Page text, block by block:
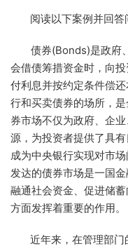
阅读以下案例并回答
债券(Bonds)是政府
会借债筹措资金时，向
付利息并按约定条件偿
行和买卖债券的场所，
券市场不仅为政府、企
源，为投资者提供了具
成为中央银行实现对市
发达的债券市场是一国
融通社会资金、促进储
方面发挥着重要的作用。
近年来，在管理部